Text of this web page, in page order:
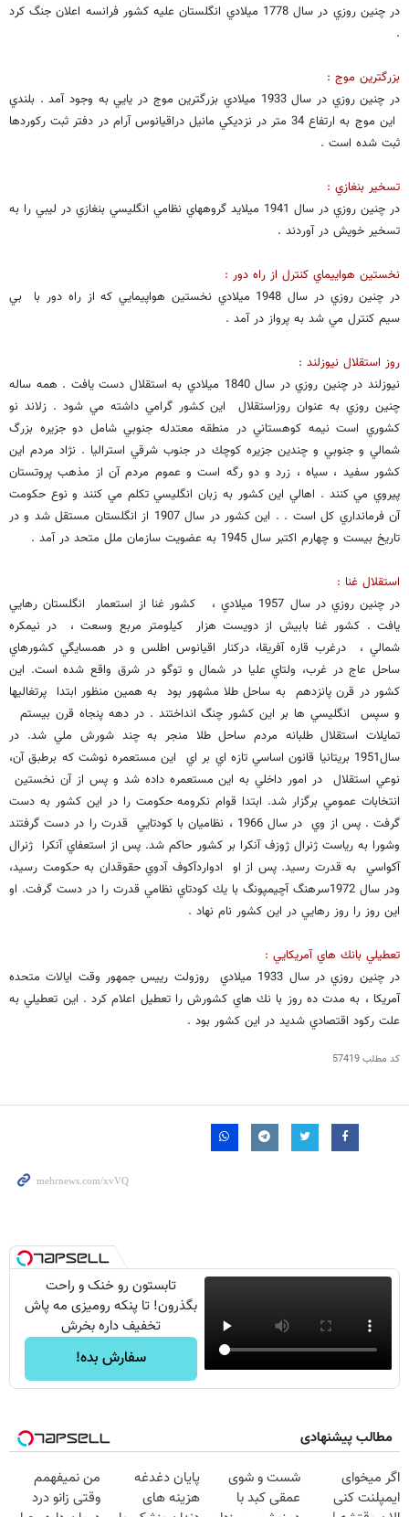
در چنين روزي در سال 1778 ميلادي انگلستان عليه كشور فرانسه اعلان جنگ كرد
.
بزرگترين موج :
در چنين روزي در سال 1933 ميلادي بزرگترين موج در يايي به وجود آمد . بلندي
اين موج به ارتفاع 34 متر در نزديكي مانيل دراقيانوس آرام در دفتر ثبت ركوردها
ثبت شده است .
تسخير بنغازي :
در چنين روزي در سال 1941 ميلايد گروههاي نظامي انگليسي بنغازي در ليبي را به
تسخير خويش در آوردند .
نخستين هواييماي كنترل از راه دور :
در چنين روزي در سال 1948 ميلادي نخستين هواپيمايي كه از راه دور با بي
سيم كنترل مي شد به پرواز در آمد .
روز استقلال نيوزلند :
نيوزلند در چنين روزي در سال 1840 ميلادي به استقلال دست يافت . همه ساله
چنين روزي به عنوان روزاستقلال اين كشور گرامي داشته مي شود . زلاند نو
كشوري است نيمه كوهستاني در منطقه معتدله جنوبي شامل دو جزيره بزرگ
شمالي و جنوبي و چندين جزيره كوچك در جنوب شرقي استراليا . نژاد مردم اين
كشور سفيد ، سياه ، زرد و دو رگه است و عموم مردم آن از مذهب پروتستان
پيروي مي كنند . اهالي اين كشور به زبان انگليسي تكلم مي كنند و نوع حكومت
آن فرمانداري كل است . . اين كشور در سال 1907 از انگلستان مستقل شد و در
تاريخ بيست و چهارم اكتبر سال 1945 به عضويت سازمان ملل متحد در آمد .
استقلال غنا :
در چنين روزي در سال 1957 ميلادي ، كشور غنا از استعمار انگلستان رهايي
يافت . كشور غنا بابيش از دويست هزار كيلومتر مربع وسعت ، در نيمكره
شمالي ، درغرب قاره آفريقا، دركنار اقيانوس اطلس و در همسايگي كشورهاي
ساحل عاج در غرب، ولتاي عليا در شمال و توگو در شرق واقع شده است. اين
كشور در قرن پانزدهم به ساحل طلا مشهور بود به همين منظور ابتدا پرتغاليها
و سپس انگليسي ها بر اين كشور چنگ انداختند . در دهه پنجاه قرن بيستم
تمايلات استقلال طلبانه مردم ساحل طلا منجر به چند شورش ملي شد. در
سال1951 بريتانيا قانون اساسي تازه اي بر اي اين مستعمره نوشت كه برطبق آن،
نوعي استقلال در امور داخلي به اين مستعمره داده شد و پس از آن نخستين
انتخابات عمومي برگزار شد. ابتدا قوام نكرومه حكومت را در اين كشور به دست
گرفت . پس از وي در سال 1966 ، نظاميان با كودتايي قدرت را در دست گرفتند
وشورا به رياست ژنرال ژوزف آنكرا بر كشور حاكم شد. پس از استعفاي آنكرا ژنرال
آكواسي به قدرت رسيد. پس از او ادواردآكوف آدوي حقوقدان به حكومت رسيد،
ودر سال 1972سرهنگ آچيمپونگ با يك كودتاي نظامي قدرت را در دست گرفت. او
اين روز را روز رهايي در اين كشور نام نهاد .
تعطيلي بانك هاي آمريكايي :
در چنين روزي در سال 1933 ميلادي روزولت رييس جمهور وقت ايالات متحده
آمريكا ، به مدت ده روز با نك هاي كشورش را تعطيل اعلام كرد . اين تعطيلي به
علت ركود اقتصادي شديد در اين كشور بود .
کد مطلب57419
تابستون رو خنک و راحت
بگذرون! تا پنکه رومیزی مه پاش
تخفیف داره بخرش
سفارش بده!
مطالب پیشنهادی
اگر میخوای
ایمپلنت کنی
شست و شوی
عمقی کبد با
پایان دغدغه
هزینه های
من نمیفهمم
وقتی زانو درد